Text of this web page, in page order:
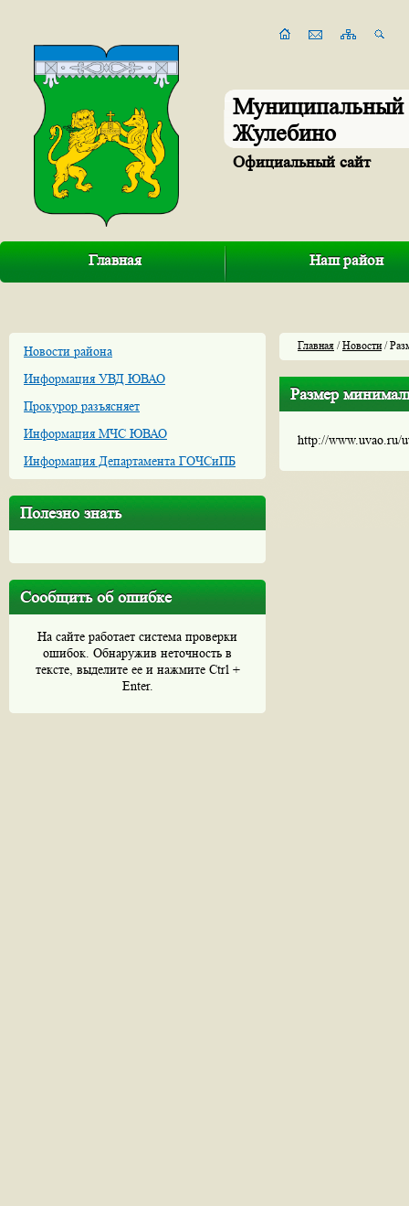
Муниципальный
Жулебино
Официальный сайт
Главная Наш район
Новости района
Информация УВД ЮВАО
Прокурор разъясняет
Информация МЧС ЮВАО
Информация Департамента ГОЧСиПБ
Полезно знать
Сообщить об ошибке
На сайте работает система проверки
ошибок. Обнаружив неточность в
тексте, выделите ее и нажмите Ctrl +
Enter.
Главная /Новости/
Размер
http://www.uvao.ru/